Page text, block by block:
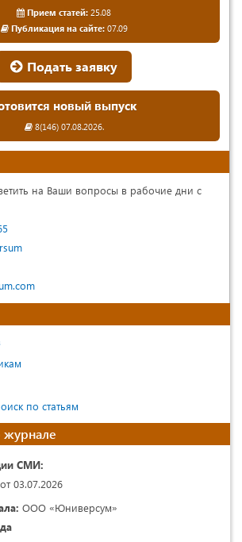
Прием статей: 25.08
Публикация на сайте:07.09
Подать заявку
новый выпуск
8(146) 07.08.2026.
на Ваши вопросы в рабочие дни с
по статьям
СМИ:
03.07.2026
ООО «Юниверсум»